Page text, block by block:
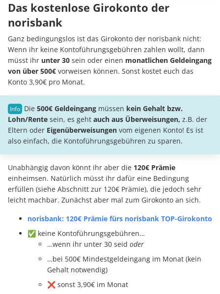
Das kostenlose Girokonto der
norisbank
Ganz bedingungslos ist das Girokonto der norisbank nicht:
Wenn ihr keine Kontoführungsgebühren zahlen wollt, dann
müsst ihr unter 30 sein oder einen monatlichen Geldeingang
von über 500€ vorweisen können. Sonst kostet euch das
Konto 3,90€ pro Monat.
Die 500€ Geldeingang müssen kein Gehalt bzw.
Lohn/Rente sein, es geht auch aus Überweisungen, z.B. der
Eltern oder Eigenüberweisungen vom eigenen Konto! Es ist
also einfach, die Kontoführungsgebühren zu sparen.
Unabhängig davon könnt ihr aber die 120€ Prämie
einheimsen. Natürlich müsst ihr dafür eine Bedingung
erfüllen (siehe Abschnitt zur 120€ Prämie), die jedoch sehr
leicht machbar. Zunächst aber mal zum Girokonto an sich.
norisbank: 120€ Prämie fürs norisbank TOP-Girokonto
✅ keine Kontoführungsgebühren…
…wenn ihr unter 30 seid oder
…bei 500€ Mindestgeldeingang im Monat (kein
Gehalt notwendig)
❌ sonst 3,90€ im Monat